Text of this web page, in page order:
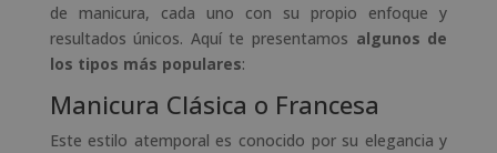
de manicura, cada uno con su propio enfoque y
resultados únicos. Aquí te presentamos algunos de
los tipos más populares:
Manicura Clásica o Francesa
Este estilo atemporal es conocido por su elegancia y